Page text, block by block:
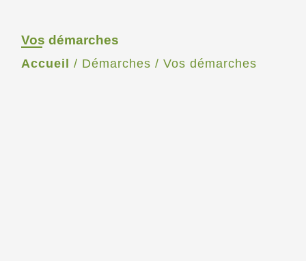
Vos démarches
Accueil / Démarches / Vos démarches